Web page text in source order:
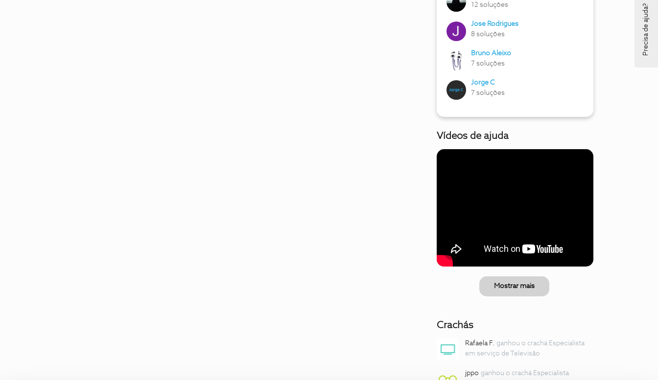
12 soluções
Jose Rodrigues
8 soluções
Bruno Aleixo
7 soluções
Jorge C
7 soluções
Vídeos de ajuda
Mostrar mais
Crachás
Rafaela F. ganhou o crachá Especialista
em serviço de Televisão
jppo ganhou o crachá Especialista
Precisa de ajuda?